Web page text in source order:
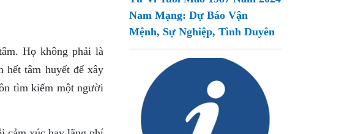
Họ không phải là
hết tâm huyết để xây
tìm kiếm một người
Nam Mạng: Dự Báo Vận
Mệnh, Sự Nghiệp, Tình Duyên